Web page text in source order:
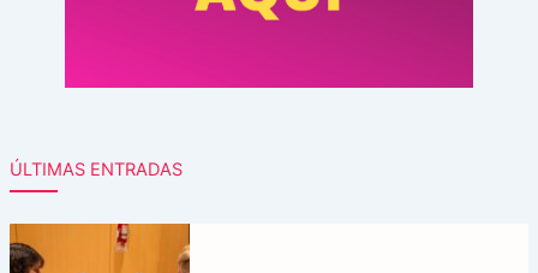
ÚLTIMAS ENTRADAS